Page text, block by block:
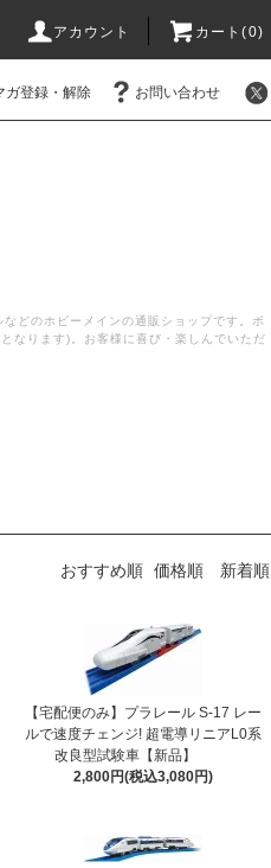
アカウント カート(0)
ガ登録・解除 お問い合わせ
どのホビーメインの通販ショップです。ボ
なります)。お客様に喜び・楽しんでいただ
おすすめ順 価格順 新着順
【宅配便のみ】プラレール S-17 レー
ルで速度チェンジ! 超電導リニアL0系
改良型試験車【新品】
2,800円(税込3,080円)